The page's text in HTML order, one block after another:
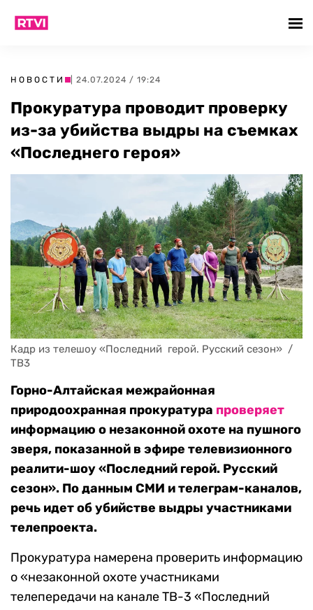
НОВОСТИ | 24.07.2024 / 19:24
Прокуратура проводит проверку
из-за убийства выдры на съемках
«Последнего героя»
Кадр из телешоу «Последний  герой. Русский сезон»  /
ТВ3
Горно-Алтайская межрайонная
природоохранная прокуратура проверяет
информацию о незаконной охоте на пушного
зверя, показанной в эфире телевизионного
реалити-шоу «Последний герой. Русский
сезон». По данным СМИ и телеграм-каналов,
речь идет об убийстве выдры участниками
телепроекта.
Прокуратура намерена проверить информацию
о «незаконной охоте участниками
телепередачи на канале ТВ-3 «Последний